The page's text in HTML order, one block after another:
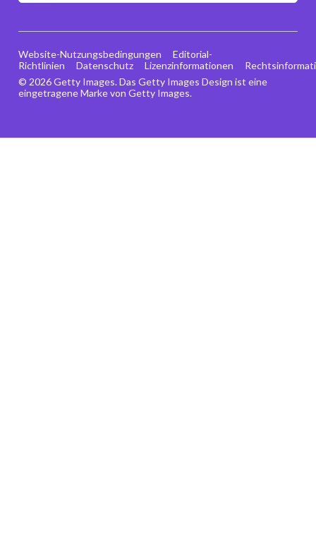
© 2026 Getty Images. Das Getty Images Design ist eine
eingetragene Marke von Getty Images.
Website-Nutzungsbedingungen
Editorial-
Richtlinien
Datenschutz Lizenzinformationen